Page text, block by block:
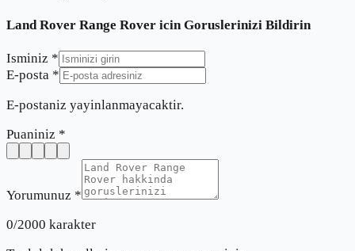
Land Rover Range Rover icin Goruslerinizi Bildirin
Isminiz *
E-posta *
E-postaniz yayinlanmayacaktir.
Puaniniz *
Yorumunuz *
0/2000 karakter